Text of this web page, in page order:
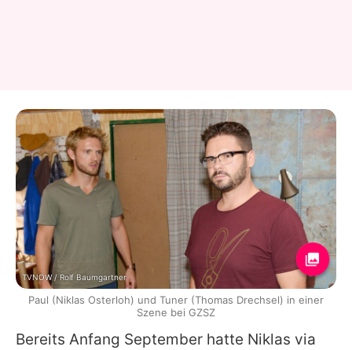
Bereits Anfang September hatte Niklas via
TVNOW / Rolf Baumgartner
Paul (Niklas Osterloh) und Tuner (Thomas Drechsel) in einer
Szene bei GZSZ